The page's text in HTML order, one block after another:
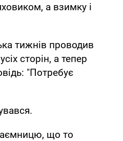
а взимку і
тижнів проводив
сторін, а тепер
"Потребує
що то